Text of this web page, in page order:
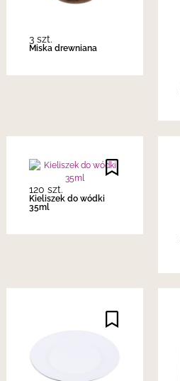
3 szt.
Miska drewniana
120 szt.
Kieliszek do wódki
35ml